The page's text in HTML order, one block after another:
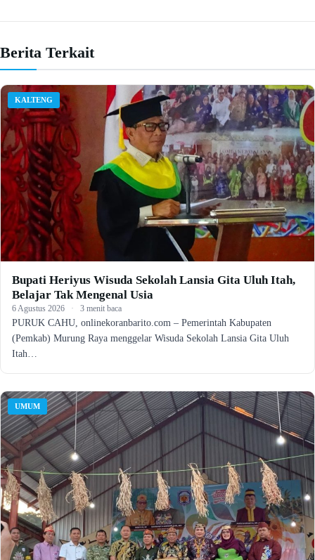
Berita Terkait
KALTENG
Bupati Heriyus Wisuda Sekolah Lansia Gita Uluh Itah,
Belajar Tak Mengenal Usia
6 Agustus 2026 · 3 menit baca
PURUK CAHU, onlinekoranbarito.com – Pemerintah Kabupaten
(Pemkab) Murung Raya menggelar Wisuda Sekolah Lansia Gita Uluh
Itah…
UMUM